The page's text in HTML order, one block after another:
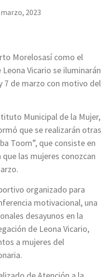
2023
Morelosasí como el
Vicario se iluminarán
7 de marzo con motivo del
Municipal de la Mujer,
que se realizarán otras
Toom”, que consiste en
las mujeres conozcan
organizado para
motivacional, una
desayunos en la
de Leona Vicario,
a mujeres del